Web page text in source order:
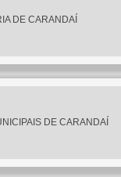
DE CARANDAÍ
DE CARANDAÍ